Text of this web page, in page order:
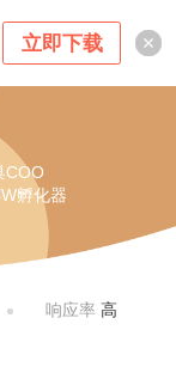
立即下载
COO
孵化器
响应率 高